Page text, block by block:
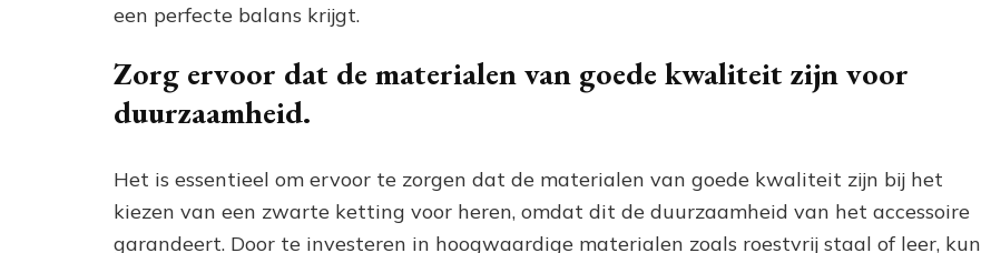
een perfecte balans krijgt.
Zorg ervoor dat de materialen van goede kwaliteit zijn voor
duurzaamheid.
Het is essentieel om ervoor te zorgen dat de materialen van goede kwaliteit zijn bij het
kiezen van een zwarte ketting voor heren, omdat dit de duurzaamheid van het accessoire
garandeert. Door te investeren in hoogwaardige materialen zoals roestvrij staal of leer, kun